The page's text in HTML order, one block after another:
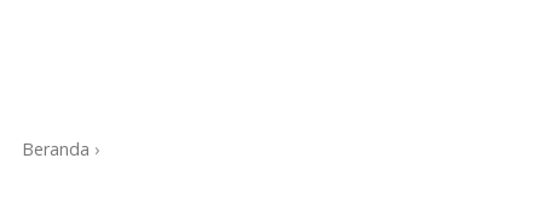
Beranda ›